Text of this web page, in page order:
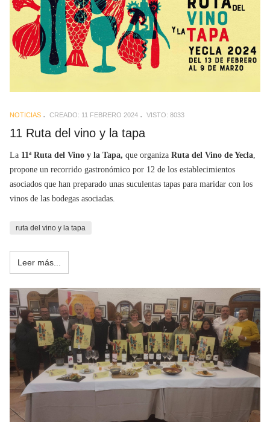
NOTICIAS CREADO: 11 FEBRERO 2024 VISTO: 8033
11 Ruta del vino y la tapa
La 11ª Ruta del Vino y la Tapa, que organiza Ruta del Vino de Yecla
propone un recorrido gastronómico por 12 de los establecimientos
asociados que han preparado unas suculentas tapas para maridar con los
vinos de las bodegas asociadas.
ruta del vino y la tapa
Leer más...